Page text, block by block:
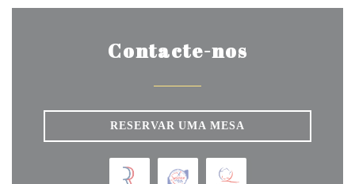
Contacte-nos
RESERVAR UMA MESA